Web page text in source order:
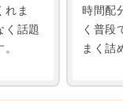
れま
く話題
時間配
く普段
まく詰